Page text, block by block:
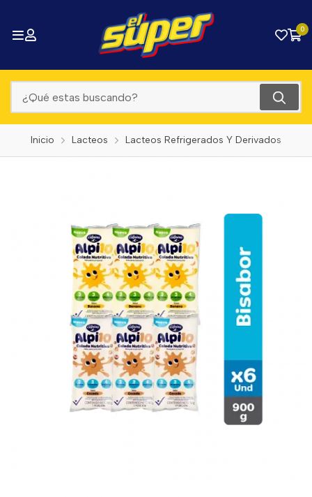
0
Inicio Lacteos Lacteos Refrigerados Y Derivados